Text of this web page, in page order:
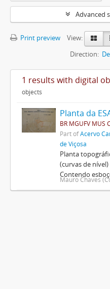
Advanced
Print preview
View:
Direction:
1 results with digital
objects
Planta da
BR MGUFV MUS
Part ofAcervo
de Viçosa
Planta
(curvas de nível)
Contendo
Mauro Chaves